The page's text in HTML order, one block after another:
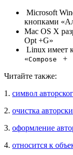
Microsoft
кнопками
Mac OS X
Opt +G»
Linux имеет
«Compose +
Читайте также:
1. символ
2. очистка
3. оформление
4. относится к